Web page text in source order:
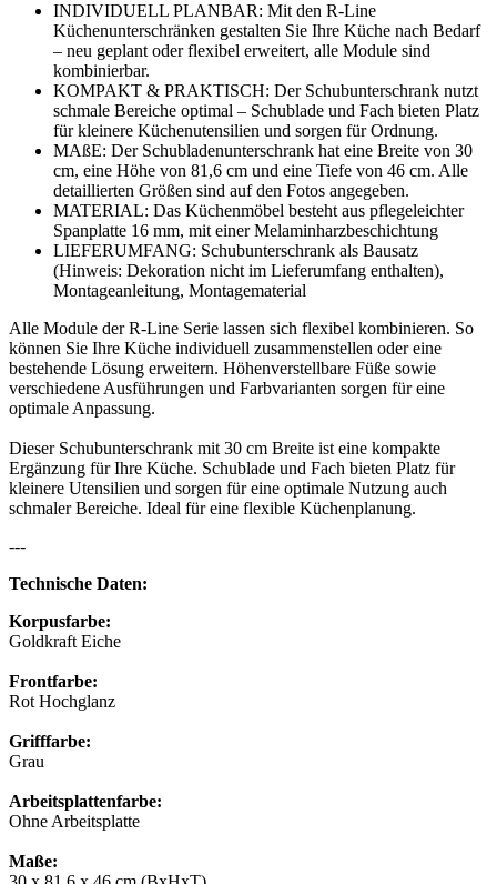
INDIVIDUELL PLANBAR: Mit den R-Line
Küchenunterschränken gestalten Sie Ihre Küche nach Bedarf
– neu geplant oder flexibel erweitert, alle Module sind
kombinierbar.
KOMPAKT & PRAKTISCH: Der Schubunterschrank nutzt
schmale Bereiche optimal – Schublade und Fach bieten Platz
für kleinere Küchenutensilien und sorgen für Ordnung.
MAßE: Der Schubladenunterschrank hat eine Breite von 30
cm, eine Höhe von 81,6 cm und eine Tiefe von 46 cm. Alle
detaillierten Größen sind auf den Fotos angegeben.
MATERIAL: Das Küchenmöbel besteht aus pflegeleichter
Spanplatte 16 mm, mit einer Melaminharzbeschichtung
LIEFERUMFANG: Schubunterschrank als Bausatz
(Hinweis: Dekoration nicht im Lieferumfang enthalten),
Montageanleitung, Montagematerial
Alle Module der R-Line Serie lassen sich flexibel kombinieren. So
können Sie Ihre Küche individuell zusammenstellen oder eine
bestehende Lösung erweitern. Höhenverstellbare Füße sowie
verschiedene Ausführungen und Farbvarianten sorgen für eine
optimale Anpassung.
Dieser Schubunterschrank mit 30 cm Breite ist eine kompakte
Ergänzung für Ihre Küche. Schublade und Fach bieten Platz für
kleinere Utensilien und sorgen für eine optimale Nutzung auch
schmaler Bereiche. Ideal für eine flexible Küchenplanung.
---
Technische Daten:
Korpusfarbe:
Goldkraft Eiche
Frontfarbe:
Rot Hochglanz
Grifffarbe:
Grau
Arbeitsplattenfarbe:
Ohne Arbeitsplatte
Maße: